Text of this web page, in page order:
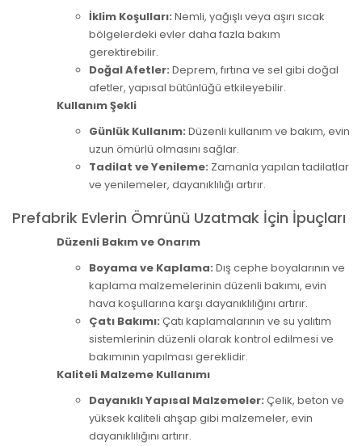
İklim Koşulları: Nemli, yağışlı veya aşırı sıcak
bölgelerdeki evler daha fazla bakım
gerektirebilir.
Doğal Afetler: Deprem, fırtına ve sel gibi doğal
afetler, yapısal bütünlüğü etkileyebilir.
Kullanım Şekli
Günlük Kullanım: Düzenli kullanım ve bakım, evin
uzun ömürlü olmasını sağlar.
Tadilat ve Yenileme: Zamanla yapılan tadilatlar
ve yenilemeler, dayanıklılığı artırır.
Prefabrik Evlerin Ömrünü Uzatmak İçin İpuçları
Düzenli Bakım ve Onarım
Boyama ve Kaplama: Dış cephe boyalarının ve
kaplama malzemelerinin düzenli bakımı, evin
hava koşullarına karşı dayanıklılığını artırır.
Çatı Bakımı: Çatı kaplamalarının ve su yalıtım
sistemlerinin düzenli olarak kontrol edilmesi ve
bakımının yapılması gereklidir.
Kaliteli Malzeme Kullanımı
Dayanıklı Yapısal Malzemeler: Çelik, beton ve
yüksek kaliteli ahşap gibi malzemeler, evin
dayanıklılığını artırır.